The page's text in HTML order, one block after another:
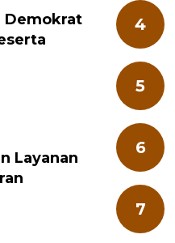
Demokrat
Layanan
4
5
6
7